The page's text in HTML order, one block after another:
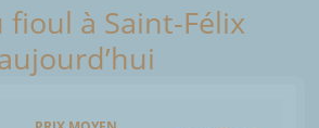
fioul à Saint-Félix